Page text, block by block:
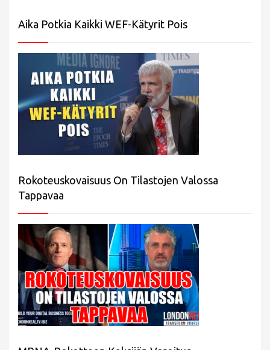
Aika Potkia Kaikki WEF-Kätyrit Pois
Rokoteuskovaisuus On Tilastojen Valossa
Tappavaa